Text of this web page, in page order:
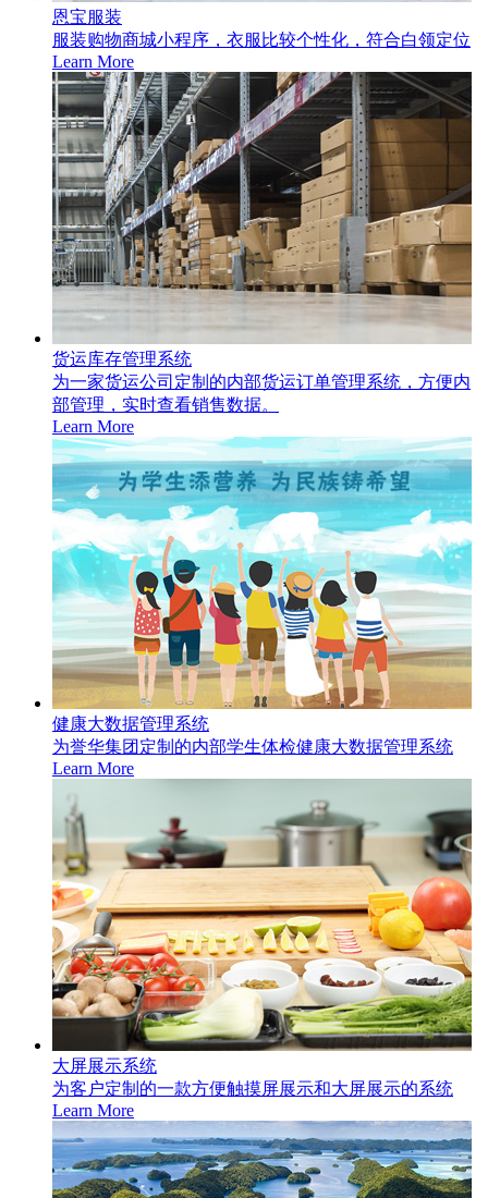
恩宝服装
服装购物商城小程序，衣服比较个性化，符合白领定位
Learn More
货运库存管理系统
为一家货运公司定制的内部货运订单管理系统，方便内
部管理，实时查看销售数据。
Learn More
健康大数据管理系统
为誉华集团定制的内部学生体检健康大数据管理系统
Learn More
大屏展示系统
为客户定制的一款方便触摸屏展示和大屏展示的系统
Learn More